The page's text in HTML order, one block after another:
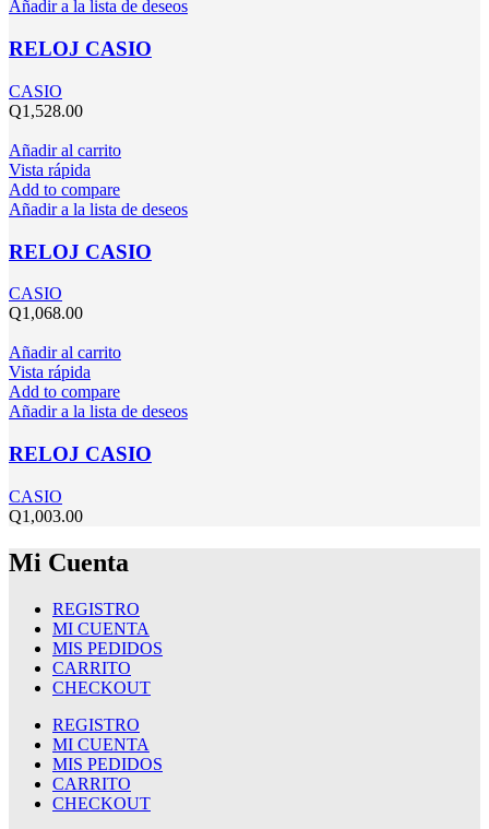
Añadir a la lista de deseos
RELOJ CASIO
CASIO
Q1,528.00
Añadir al carrito
Vista rápida
Add to compare
Añadir a la lista de deseos
RELOJ CASIO
CASIO
Q1,068.00
Añadir al carrito
Vista rápida
Add to compare
Añadir a la lista de deseos
RELOJ CASIO
CASIO
Q1,003.00
Mi Cuenta
REGISTRO
MI CUENTA
MIS PEDIDOS
CARRITO
CHECKOUT
REGISTRO
MI CUENTA
MIS PEDIDOS
CARRITO
CHECKOUT